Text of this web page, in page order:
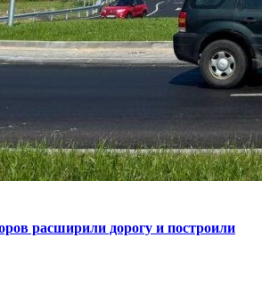
расширили дорогу и построили